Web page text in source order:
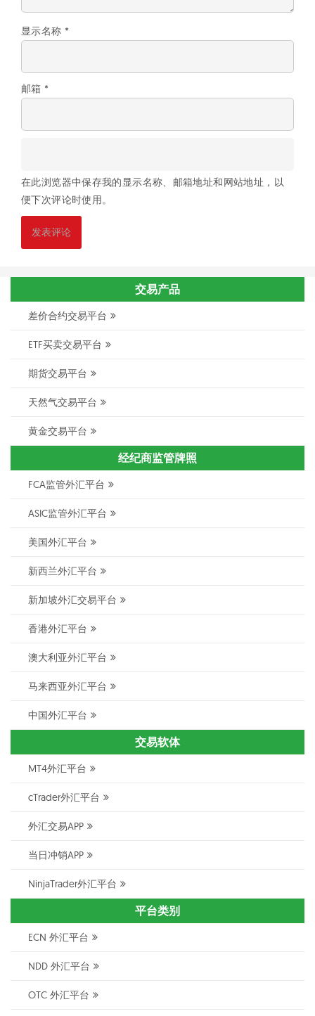
显示名称 *
邮箱 *
在此浏览器中保存我的显示名称、邮箱地址和网站地址，以
便下次评论时使用。
交易产品
差价合约交易平台
ETF买卖交易平台
期货交易平台
天然气交易平台
黄金交易平台
经纪商监管牌照
FCA监管外汇平台
ASIC监管外汇平台
美国外汇平台
新西兰外汇平台
新加坡外汇交易平台
香港外汇平台
澳大利亚外汇平台
马来西亚外汇平台
中国外汇平台
交易软体
MT4外汇平台
cTrader外汇平台
外汇交易APP
当日冲销APP
NinjaTrader外汇平台
平台类别
ECN 外汇平台
NDD 外汇平台
OTC 外汇平台